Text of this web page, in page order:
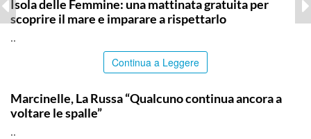
Isola delle Femmine: una mattinata gratuita per
scoprire il mare e imparare a rispettarlo
..
Continua a Leggere
Marcinelle, La Russa “Qualcuno continua ancora a
voltare le spalle”
..